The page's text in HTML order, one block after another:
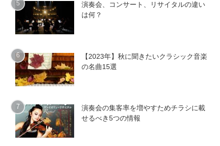
演奏会、コンサート、リサイタルの違い
は何？
【2023年】秋に聞きたいクラシック音楽
の名曲15選
演奏会の集客率を増やすためチラシに載
せるべき5つの情報